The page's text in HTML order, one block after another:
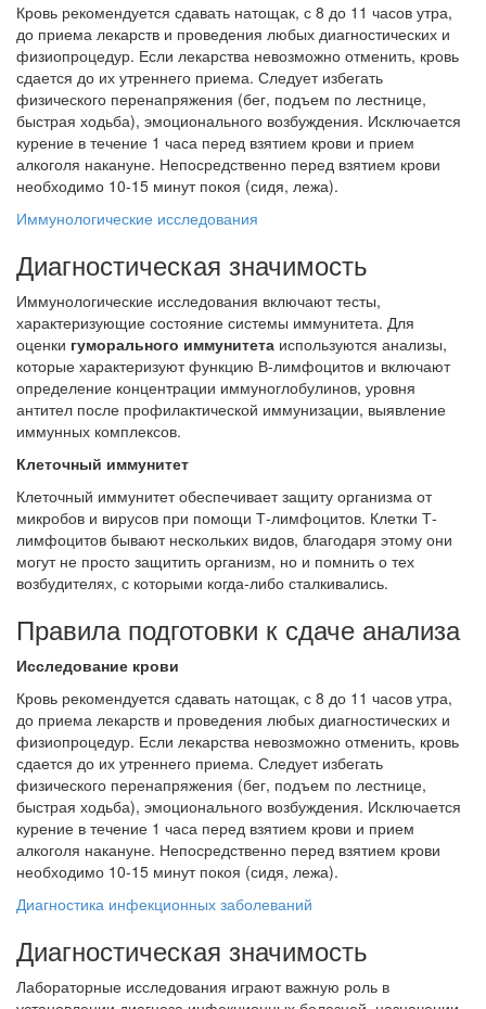
Кровь рекомендуется сдавать натощак, с 8 до 11 часов утра,
до приема лекарств и проведения любых диагностических и
физиопроцедур. Если лекарства невозможно отменить, кровь
сдается до их утреннего приема. Следует избегать
физического перенапряжения (бег, подъем по лестнице,
быстрая ходьба), эмоционального возбуждения. Исключается
курение в течение 1 часа перед взятием крови и прием
алкоголя накануне. Непосредственно перед взятием крови
необходимо 10-15 минут покоя (сидя, лежа).
Иммунологические исследования
Диагностическая значимость
Иммунологические исследования включают тесты,
характеризующие состояние системы иммунитета. Для
оценки гуморального иммунитета используются анализы,
которые характеризуют функцию В-лимфоцитов и включают
определение концентрации иммуноглобулинов, уровня
антител после профилактической иммунизации, выявление
иммунных комплексов.
Клеточный иммунитет
Клеточный иммунитет обеспечивает защиту организма от
микробов и вирусов при помощи Т-лимфоцитов. Клетки Т-
лимфоцитов бывают нескольких видов, благодаря этому они
могут не просто защитить организм, но и помнить о тех
возбудителях, с которыми когда-либо сталкивались.
Правила подготовки к сдаче анализа
Исследование крови
Кровь рекомендуется сдавать натощак, с 8 до 11 часов утра,
до приема лекарств и проведения любых диагностических и
физиопроцедур. Если лекарства невозможно отменить, кровь
сдается до их утреннего приема. Следует избегать
физического перенапряжения (бег, подъем по лестнице,
быстрая ходьба), эмоционального возбуждения. Исключается
курение в течение 1 часа перед взятием крови и прием
алкоголя накануне. Непосредственно перед взятием крови
необходимо 10-15 минут покоя (сидя, лежа).
Диагностика инфекционных заболеваний
Диагностическая значимость
Лабораторные исследования играют важную роль в